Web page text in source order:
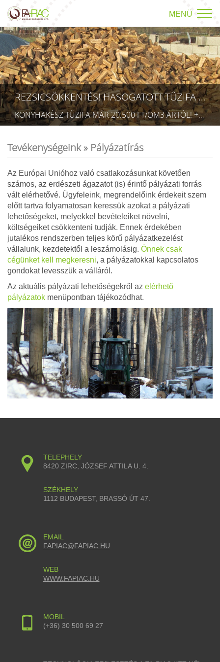
MENÜ
REZSICSÖKKENTÉS! HASOGATOTT TŰZIFA AKCIÓ!
KONYHAKÉSZ TŰZIFA MÁR 20.500 FT/ÖM3 ÁRTÓL! +36709423403 RÉSZLETEK A TÜZÉP MENÜPONTBAN! (TECHNIKAI AZONOSÍTÓ: AA 5832075)
Tevékenységeink » Pályázatírás
Az Európai Unióhoz való csatlakozásunkat követően
számos, az erdészeti ágazatot (is) érintő pályázati forrás
vált elérhetővé. Ügyfeleink, megrendelőink érdekeit szem
előtt tartva folyamatosan keressük azokat a pályázati
lehetőségeket, melyekkel bevételeiket növelni,
költségeiket csökkenteni tudják. Ennek érdekében
jutalékos rendszerben teljes körű pályázatkezelést
vállalunk, kezdetektől a leszámolásig. Önnek csak
cégünket kell megkeresni, a pályázatokkal kapcsolatos
gondokat levesszük a válláról.
Az aktuális pályázati lehetőségekről az elérhető
pályázatok menüpontban tájékozódhat.
TELEPHELY
8420 ZIRC, JÓZSEF ATTILA U. 4.
SZÉKHELY
1112 BUDAPEST, BRASSÓ ÚT 47.
EMAIL
FAPIAC@FAPIAC.HU
WEB
WWW.FAPIAC.HU
MOBIL
(+36) 30 500 69 27